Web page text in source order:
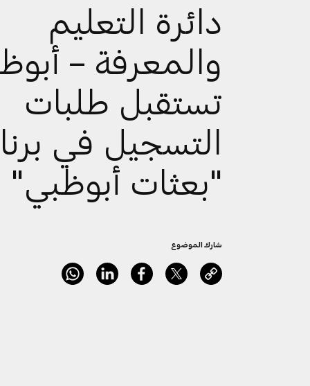
دائرة التعليم
والمعرفة –
تستقبل طلبات
التسجيل في
"بعثات أبوظبي"
شارك الموضوع